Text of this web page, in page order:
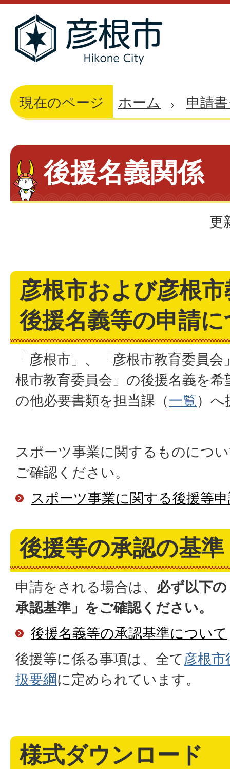
現在のページ ホーム 申請
後援名義関係
更
彦根市および彦根
後援名義等の申請
「彦根市」、「彦根市教育委員
根市教育委員会」の後援名義を
の他必要書類を担当課（一覧）
スポーツ事業に関するものにつ
ご確認ください。
スポーツ事業に関する後援等
後援等の承認の基準
申請をされる場合は、 必ず以下
承認基準」をご確認ください。
後援名義等の承認基準について
後援等に係る事項は、全て彦根
扱要綱に定められています。
様式ダウンロード